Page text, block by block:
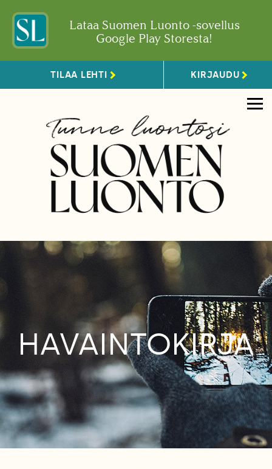
Lataa Suomen Luonto -sovellus
Google Play Storesta!
TILAA LEHTI KIRJAUDU
HAVAINTOKIRJA